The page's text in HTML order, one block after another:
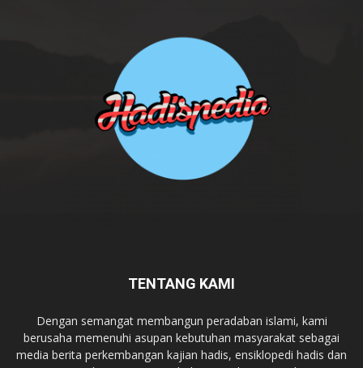
TENTANG KAMI
Dengan semangat membangun peradaban islami, kami
berusaha memenuhi asupan kebutuhan masyarakat sebagai
media berita perkembangan kajian hadis, ensiklopedi hadis dan